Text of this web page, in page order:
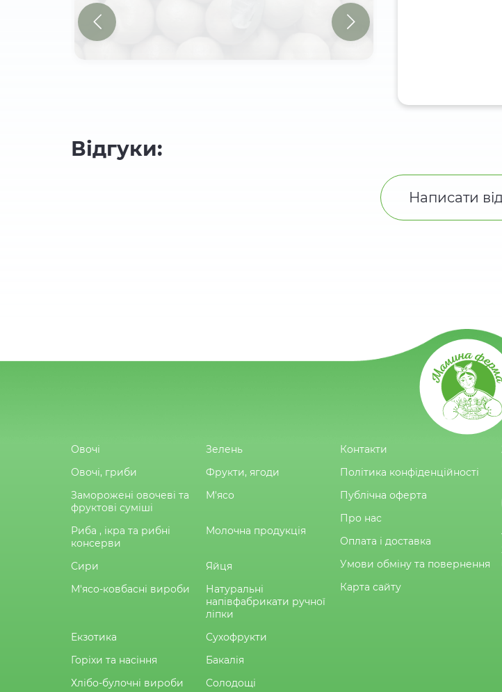
Відгуки:
Написати
Овочі
Зелень
Овочі, гриби
Фрукти, ягоди
Заморожені овочеві та
фруктові суміші
М'ясо
Риба , ікра та рибні
консерви
Молочна продукція
Сири
Яйця
М'ясо-ковбасні вироби
Натуральні
напівфабрикати ручної
ліпки
Екзотика
Сухофрукти
Горіхи та насіння
Бакалія
Хлібо-булочні вироби
Солодощі
Контакти
Політика конфіденційності
Публічна оферта
Про нас
Оплата і доставка
Умови обміну та повернення
Карта сайту